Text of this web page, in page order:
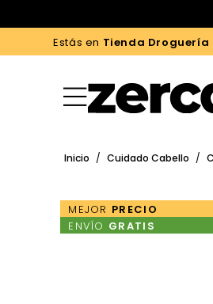
Estás en Tienda Droguería
Inicio / Cuidado Cabello /
MEJOR PRECIO
ENVÍO GRATIS